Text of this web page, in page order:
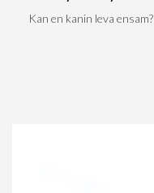
Kan en kanin leva ensam?